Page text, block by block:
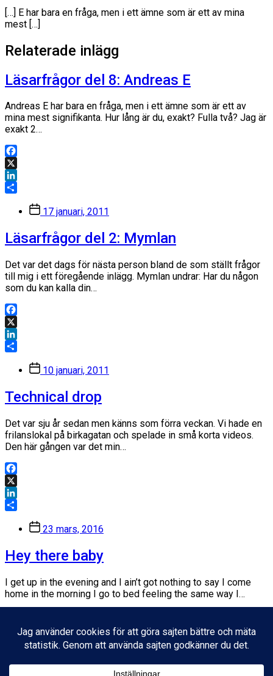
[…] E har bara en fråga, men i ett ämne som är ett av mina
mest […]
Relaterade inlägg
Läsarfrågor del 8: Andreas E
Andreas E har bara en fråga, men i ett ämne som är ett av
mina mest signifikanta. Hur lång är du, exakt? Fulla två? Jag är
exakt 2…
Facebook
X
LinkedIn
Inläggsdatum
17 januari, 2011
Läsarfrågor del 2: Mymlan
Det var det dags för nästa person bland de som ställt frågor
till mig i ett föregående inlägg. Mymlan undrar: Har du någon
som du kan kalla din…
Facebook
X
LinkedIn
Inläggsdatum
10 januari, 2011
Technical drop
Det var sju år sedan men känns som förra veckan. Vi hade en
frilanslokal på birkagatan och spelade in små korta videos.
Den här gången var det min…
Facebook
X
LinkedIn
Inläggsdatum
23 mars, 2016
Hey there baby
I get up in the evening and I ain’t got nothing to say I come
home in the morning I go to bed feeling the same way I…
Facebook
LinkedIn
Dela